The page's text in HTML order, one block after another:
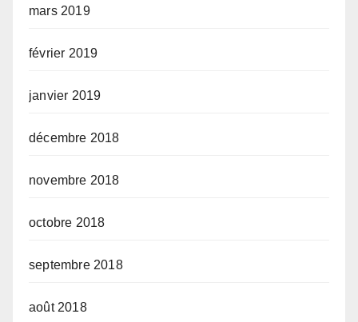
mars 2019
février 2019
janvier 2019
décembre 2018
novembre 2018
octobre 2018
septembre 2018
août 2018